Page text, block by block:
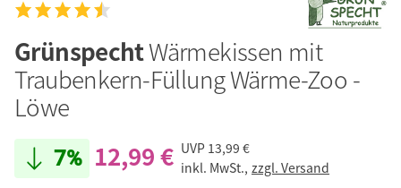
GrünspechtWärmekissen mit
Traubenkern-Füllung Wärme-Zoo -
Löwe
7% 12,99 € UVP 13,99 €
inkl. MwSt., zzgl. Versand